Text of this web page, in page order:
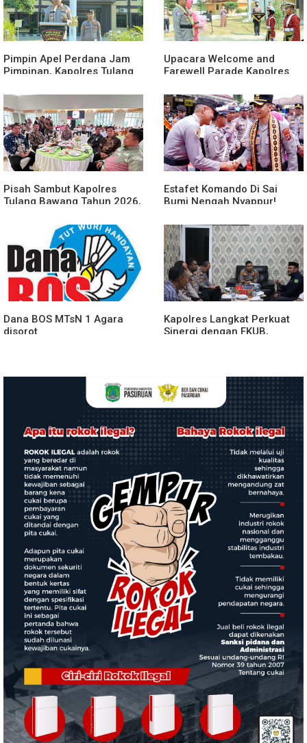
Pimpin Apel Perdana Jam
Pimpinan, Kapolres Tulang
dan Penekanan Pada
Personil
Upacara Welcome and
Farewell Parade Kapolres
Berlangsung Khidmat
Pisah Sambut Kapolres
Tulang Bawang Tahun 2026,
Forkopimda untuk Menjaga
Stabilitas Daerah
Estafet Komando Di Sai
Bumi Nengah Nyappur!
Dan Penyerahan Tunggul
Kesatuan Polres Tulang
Bawang Berlangsung
Spektakuler
Dana BOS MTsN 1 Agara
disorot
Kapolres Langkat Perkuat
Sinergi dengan FKUB,